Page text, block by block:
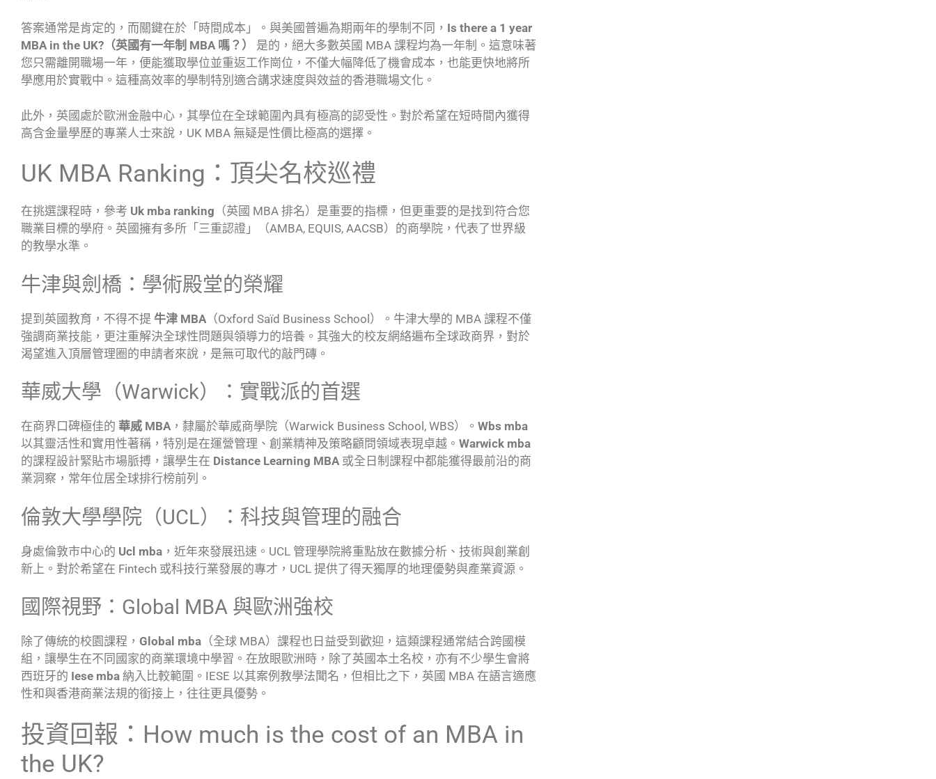
答案通常是肯定的，而關鍵在於「時間成本」。與美國普遍為期兩年的學制不同， Is there a 1 year
MBA in the UK?（英國有一年制 MBA 嗎？）
是的，絕大多數英國 MBA 課程均為一年制。這意味著
您只需離開職場一年，便能獲取學位並重返工作崗位，不僅大幅降低了機會成本，也能更快地將所
學應用於實戰中。這種高效率的學制特別適合講求速度與效益的香港職場文化。
此外，英國處於歐洲金融中心，其學位在全球範圍內具有極高的認受性。對於希望在短時間內獲得
高含金量學歷的專業人士來說，UK MBA 無疑是性價比極高的選擇。
UK MBA Ranking：頂尖名校巡禮
在挑選課程時，參考 Uk mba ranking （英國 MBA 排名）是重要的指標，但更重要的是找到符合您
職業目標的學府。英國擁有多所「三重認證」（AMBA, EQUIS, AACSB）的商學院，代表了世界級
的教學水準。
牛津與劍橋：學術殿堂的榮耀
提到英國教育，不得不提 牛津 MBA （Oxford Saïd Business School）。牛津大學的 MBA 課程不僅
強調商業技能，更注重解決全球性問題與領導力的培養。其強大的校友網絡遍布全球政商界，對於
渴望進入頂層管理圈的申請者來說，是無可取代的敲門磚。
華威大學（Warwick）：實戰派的首選
在商界口碑極佳的 華威 MBA，隸屬於華威商學院（Warwick Business School, WBS）。 Wbs mba
以其靈活性和實用性著稱，特別是在運營管理、創業精神及策略顧問領域表現卓越。 Warwick mba
的課程設計緊貼市場脈搏，讓學生在 Distance Learning MBA或全日制課程中都能獲得最前沿的商
業洞察，常年位居全球排行榜前列。
倫敦大學學院（UCL）：科技與管理的融合
身處倫敦市中心的 Ucl mba ，近年來發展迅速。UCL 管理學院將重點放在數據分析、技術與創業創
新上。對於希望在 Fintech 或科技行業發展的專才，UCL 提供了得天獨厚的地理優勢與產業資源。
國際視野：Global MBA 與歐洲強校
除了傳統的校園課程， Global mba （全球 MBA）課程也日益受到歡迎，這類課程通常結合跨國模
組，讓學生在不同國家的商業環境中學習。在放眼歐洲時，除了英國本土名校，亦有不少學生會將
西班牙的 Iese mba 納入比較範圍。IESE 以其案例教學法聞名，但相比之下，英國 MBA 在語言適應
性和與香港商業法規的銜接上，往往更具優勢。
投資回報：How much is the cost of an MBA in
the UK?